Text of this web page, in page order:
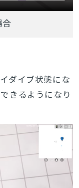
合
ダイブ状態にな
きるようになり